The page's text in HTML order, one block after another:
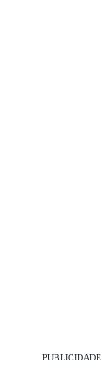
PUBLICIDADE